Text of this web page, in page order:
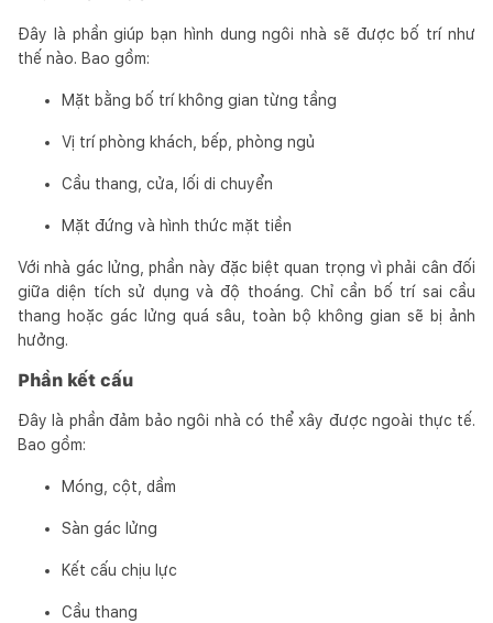
Đây là phần giúp bạn hình dung ngôi nhà sẽ được bố trí như
thế nào. Bao gồm:
Mặt bằng bố trí không gian từng tầng
Vị trí phòng khách, bếp, phòng ngủ
Cầu thang, cửa, lối di chuyển
Mặt đứng và hình thức mặt tiền
Với nhà gác lửng, phần này đặc biệt quan trọng vì phải cân đối
giữa diện tích sử dụng và độ thoáng. Chỉ cần bố trí sai cầu
thang hoặc gác lửng quá sâu, toàn bộ không gian sẽ bị ảnh
hưởng.
Phần kết cấu
Đây là phần đảm bảo ngôi nhà có thể xây được ngoài thực tế.
Bao gồm:
Móng, cột, dầm
Sàn gác lửng
Kết cấu chịu lực
Cầu thang